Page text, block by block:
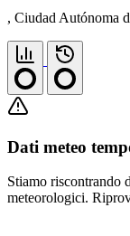
, Ciudad Autónoma
Dati meteo
Stiamo riscontrando
meteorologici.